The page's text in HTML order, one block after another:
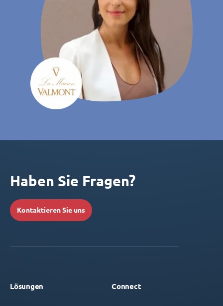
Haben Sie Fragen?
Kontaktieren Sie uns
Lösungen Connect